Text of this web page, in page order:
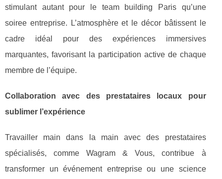
stimulant autant pour le team building Paris qu’une
soiree entreprise. L’atmosphère et le décor bâtissent le
cadre idéal pour des expériences immersives
marquantes, favorisant la participation active de chaque
membre de l’équipe.
Collaboration avec des prestataires locaux pour
sublimer l’expérience
Travailler main dans la main avec des prestataires
spécialisés, comme Wagram & Vous, contribue à
transformer un événement entreprise ou une science